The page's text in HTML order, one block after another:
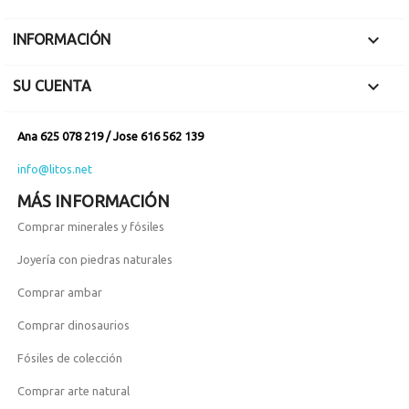
INFORMACIÓN 
SU CUENTA 
Ana 625 078 219 / Jose 616 562 139
info@litos.net
MÁS INFORMACIÓN
Comprar minerales y fósiles
Joyería con piedras naturales
Comprar ambar
Comprar dinosaurios
Fósiles de colección
Comprar arte natural